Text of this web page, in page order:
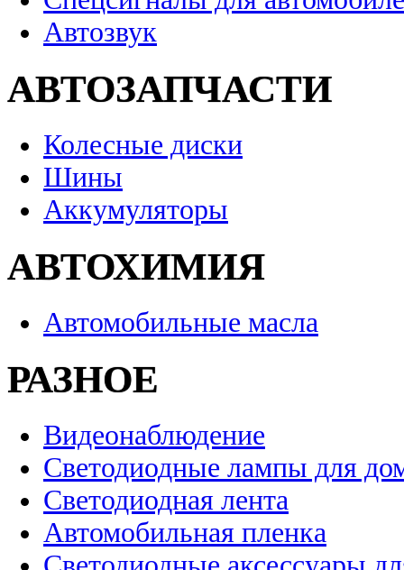
Автозвук
АВТОЗАПЧАСТИ
Колесные диски
Шины
Аккумуляторы
АВТОХИМИЯ
Автомобильные масла
РАЗНОЕ
Видеонаблюдение
Светодиодные лампы для
Светодиодная лента
Автомобильная пленка